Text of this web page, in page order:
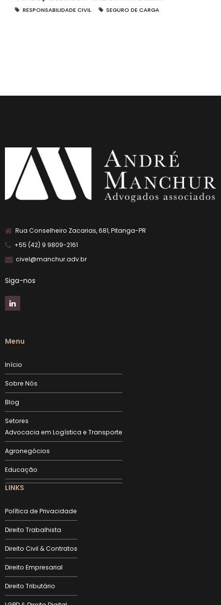
RESPONSABILIDADE CIVIL
SEGURO DE CARGA
Rua Conselheiro Zacarias, 681, Pitanga-PR
+55 (42) 9 9809-2161
civel@manchur.adv.br
Siga-nos
Menu
Início
Sobre Nós
Blog
Setores
Advocacia em Logística e Transporte
Agronegócios
Educação
LINKS
Política de Privacidade
Direito Trabalhista
Direito Civil & Contratos
Direito Empresarial
Direito Tributário